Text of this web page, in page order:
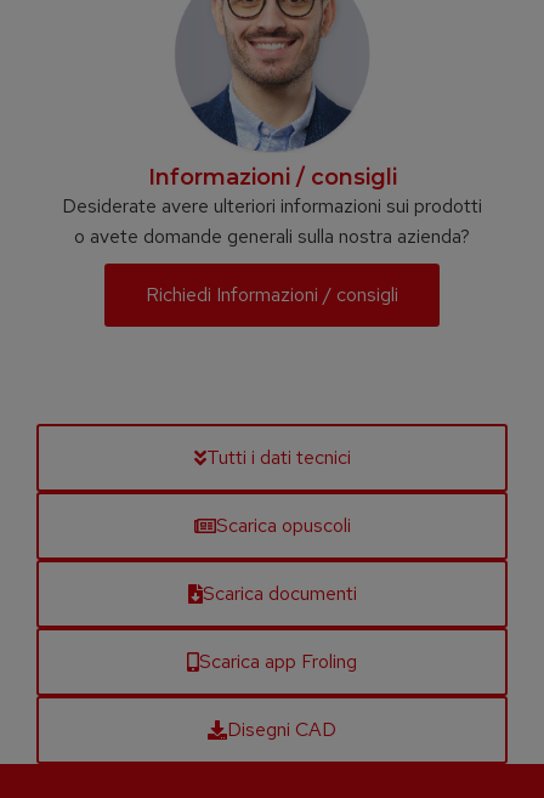
Informazioni / consigli
Desiderate avere ulteriori informazioni sui prodotti
o avete domande generali sulla nostra azienda?
Richiedi Informazioni / consigli
Tutti i dati tecnici
Scarica opuscoli
Scarica documenti
Scarica app Froling
Disegni CAD